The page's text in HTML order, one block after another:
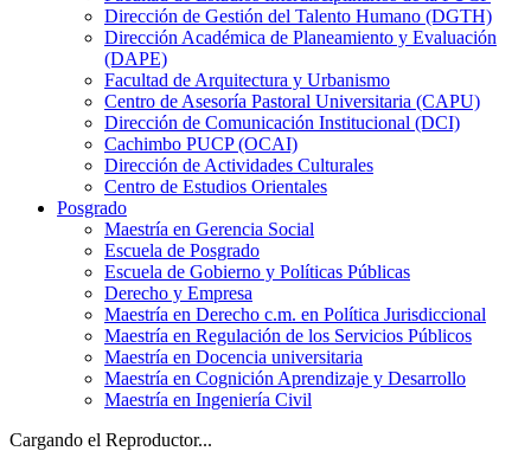
Dirección de Gestión del Talento Humano (DGTH)
Dirección Académica de Planeamiento y Evaluación
(DAPE)
Facultad de Arquitectura y Urbanismo
Centro de Asesoría Pastoral Universitaria (CAPU)
Dirección de Comunicación Institucional (DCI)
Cachimbo PUCP (OCAI)
Dirección de Actividades Culturales
Centro de Estudios Orientales
Posgrado
Maestría en Gerencia Social
Escuela de Posgrado
Escuela de Gobierno y Políticas Públicas
Derecho y Empresa
Maestría en Derecho c.m. en Política Jurisdiccional
Maestría en Regulación de los Servicios Públicos
Maestría en Docencia universitaria
Maestría en Cognición Aprendizaje y Desarrollo
Maestría en Ingeniería Civil
Cargando el Reproductor...